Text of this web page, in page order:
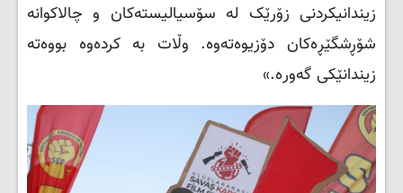
زیندانیکردنی زۆرێک لە سۆسیالیستەکان و چالاکوانە
شۆڕشگێڕەکان دۆزیوەتەوە. وڵات بە کردەوە بووەتە
زیندانێکی گەورە.»